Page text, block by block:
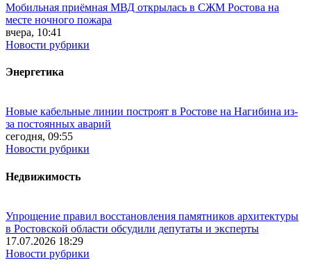
Мобильная приёмная МВД открылась в СЖМ Ростова на
месте ночного пожара
вчера, 10:41
Новости рубрики
Энергетика
Новые кабельные линии построят в Ростове на Нагибина из-
за постоянных аварий
сегодня, 09:55
Новости рубрики
Недвижимость
Упрощение правил восстановления памятников архитектуры
в Ростовской области обсудили депутаты и эксперты
17.07.2026 18:29
Новости рубрики